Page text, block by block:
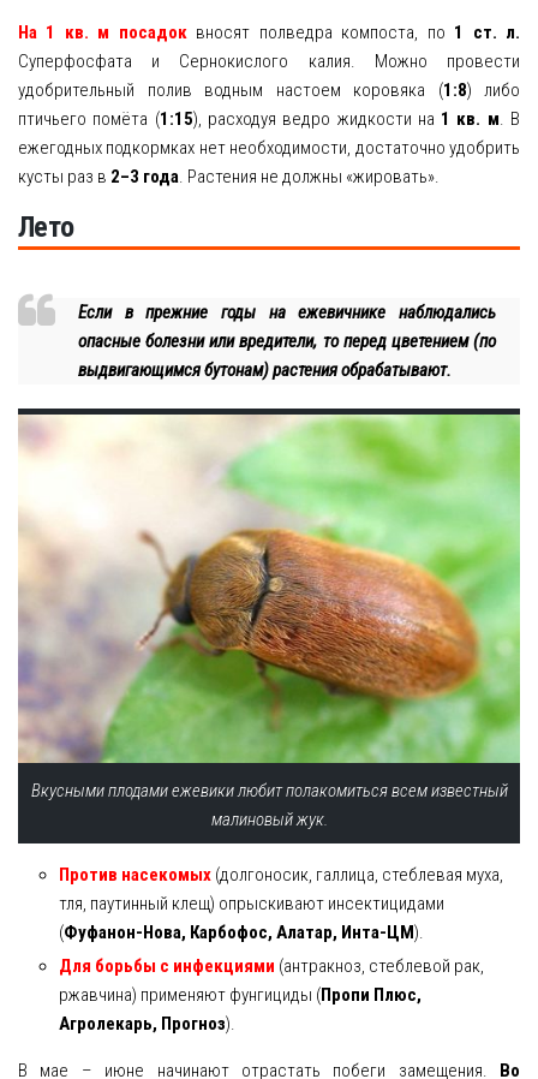
На 1 кв. м посадоквносят полведра компоста, по 1 ст. л.
Суперфосфата и Сернокислого калия. Можно провести
удобрительный полив водным настоем коровяка (1:8) либо
птичьего помёта (1:15), расходуя ведро жидкости на 1 кв. м. В
ежегодных подкормках нет необходимости, достаточно удобрить
кусты раз в 2–3 года. Растения не должны «жировать».
Лето
Если в прежние годы на ежевичнике наблюдались
опасные болезни или вредители, то перед цветением (по
выдвигающимся бутонам) растения обрабатывают.
Вкусными плодами ежевики любит полакомиться всем известный
малиновый жук.
Против насекомых(долгоносик, галлица, стеблевая муха,
тля, паутинный клещ) опрыскивают инсектицидами
(Фуфанон-Нова, Карбофос, Алатар, Инта-ЦМ).
Для борьбы с инфекциями (антракноз, стеблевой рак,
ржавчина) применяют фунгициды (Пропи Плюс,
Агролекарь, Прогноз).
В мае – июне начинают отрастать побеги замещения. Во